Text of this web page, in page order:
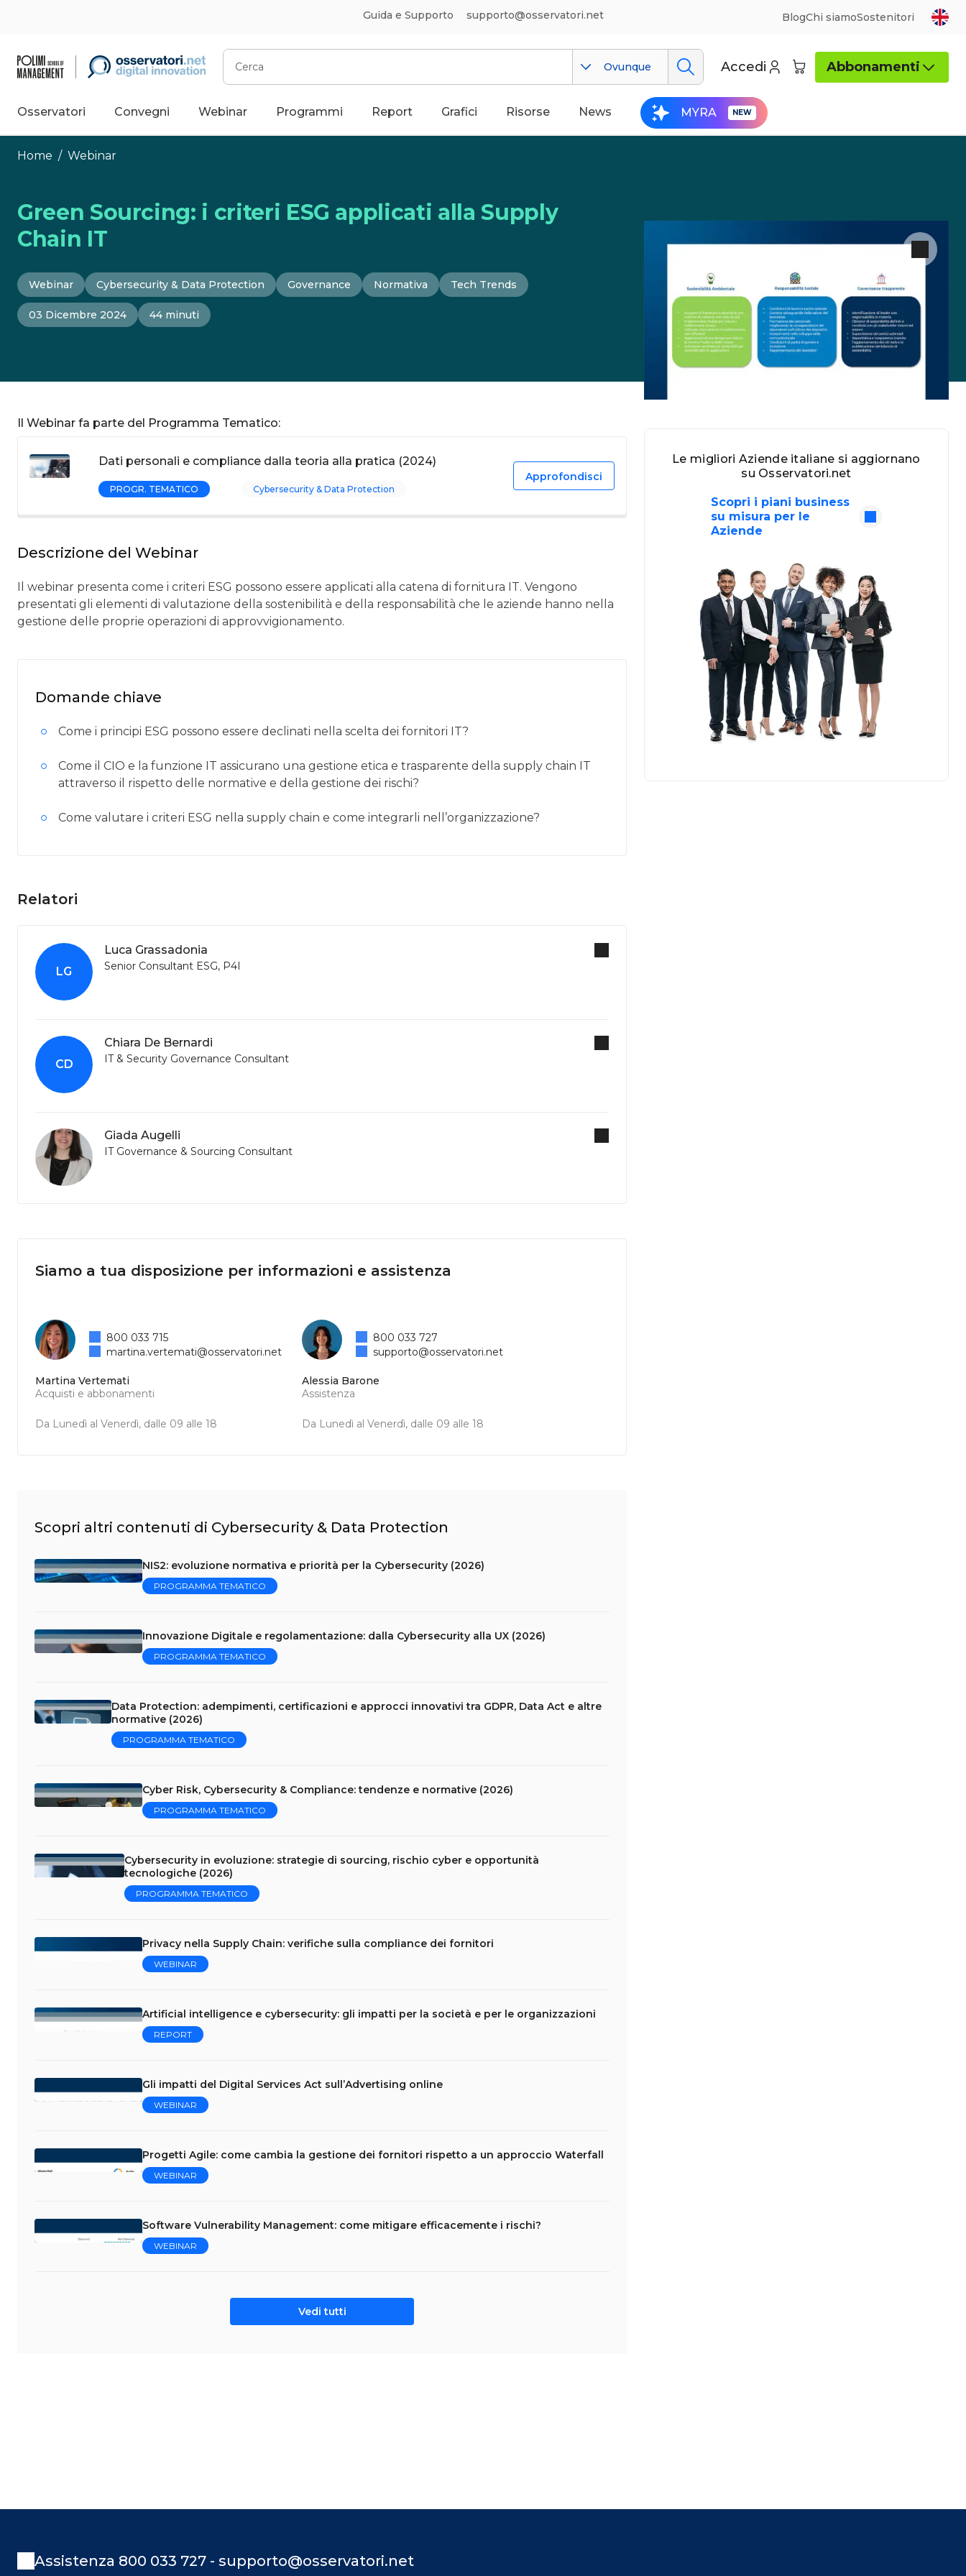
Guida e Supporto supporto@osservatori.net BlogChi siamoSostenitori
Cerca
Ovunque Accedi Abbonamenti
Osservatori Convegni Webinar Programmi Report Grafici Risorse News MYRA
Home / Webinar
Green Sourcing: i criteri ESG applicati alla Supply
Chain IT
Webinar Cybersecurity & Data Protection Governance Normativa Tech Trends
03 Dicembre 2024 44 minuti
Il Webinar fa parte del Programma Tematico:
Dati personali e compliance dalla teoria alla pratica (2024)
PROGR. TEMATICO Cybersecurity & Data Protection
Approfondisci
Descrizione del Webinar
Il webinar presenta come i criteri ESG possono essere applicati alla catena di fornitura IT. Vengono
presentati gli elementi di valutazione della sostenibilità e della responsabilità che le aziende hanno nella
gestione delle proprie operazioni di approvvigionamento.
Domande chiave
Come i principi ESG possono essere declinati nella scelta dei fornitori IT?
Come il CIO e la funzione IT assicurano una gestione etica e trasparente della supply chain IT
attraverso il rispetto delle normative e della gestione dei rischi?
Come valutare i criteri ESG nella supply chain e come integrarli nell’organizzazione?
Relatori
LG
Luca Grassadonia
Senior Consultant ESG, P4I
CD
Chiara De Bernardi
IT & Security Governance Consultant
Giada Augelli
IT Governance & Sourcing Consultant
Siamo a tua disposizione per informazioni e assistenza
Martina Vertemati
Acquisti e abbonamenti
Da Lunedì al Venerdì, dalle 09 alle 18
800 033 715
martina.vertemati@osservatori.net
Alessia Barone
Assistenza
Da Lunedì al Venerdì, dalle 09 alle 18
800 033 727
supporto@osservatori.net
Scopri altri contenuti di Cybersecurity & Data Protection
NIS2: evoluzione normativa e priorità per la Cybersecurity (2026)
PROGRAMMA TEMATICO
Innovazione Digitale e regolamentazione: dalla Cybersecurity alla UX (2026)
PROGRAMMA TEMATICO
Data Protection: adempimenti, certificazioni e approcci innovativi tra GDPR, Data Act e altre
normative (2026)
PROGRAMMA TEMATICO
Cyber Risk, Cybersecurity & Compliance: tendenze e normative (2026)
PROGRAMMA TEMATICO
Cybersecurity in evoluzione: strategie di sourcing, rischio cyber e opportunità
tecnologiche (2026)
PROGRAMMA TEMATICO
Privacy nella Supply Chain: verifiche sulla compliance dei fornitori
WEBINAR
Artificial intelligence e cybersecurity: gli impatti per la società e per le organizzazioni
REPORT
Gli impatti del Digital Services Act sull’Advertising online
WEBINAR
Progetti Agile: come cambia la gestione dei fornitori rispetto a un approccio Waterfall
WEBINAR
Software Vulnerability Management: come mitigare efficacemente i rischi?
WEBINAR
Vedi tutti
Le migliori Aziende italiane si aggiornano
su Osservatori.net
Scopri i piani business
su misura per le
Aziende
Assistenza 800 033 727 - supporto@osservatori.net